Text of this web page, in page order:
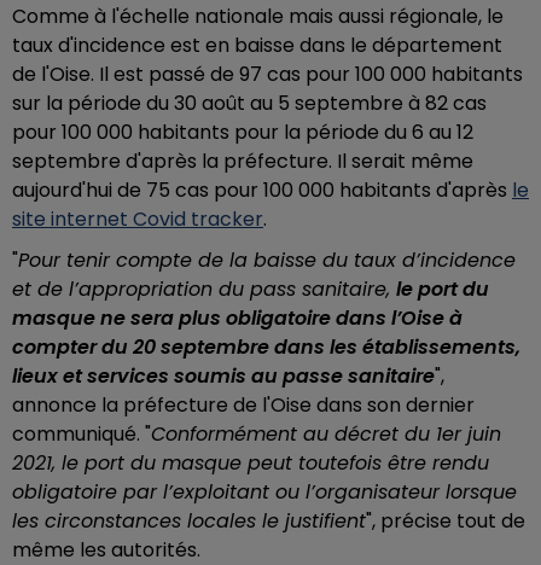
Comme à l'échelle nationale mais aussi régionale, le
taux d'incidence est en baisse dans le département
de l'Oise. Il est passé de 97 cas pour 100 000 habitants
sur la période du 30 août au 5 septembre à 82 cas
pour 100 000 habitants pour la période du 6 au 12
septembre d'après la préfecture. Il serait même
aujourd'hui de 75 cas pour 100 000 habitants d'après le
site internet Covid tracker.
"Pour tenir compte de la baisse du taux d’incidence
et de l’appropriation du pass sanitaire, le port du
masque ne sera plus obligatoire dans l’Oise à
compter du 20 septembre dans les établissements,
lieux et services soumis au passe sanitaire",
annonce la préfecture de l'Oise dans son dernier
communiqué. "Conformément au décret du 1er juin
2021, le port du masque peut toutefois être rendu
obligatoire par l’exploitant ou l’organisateur lorsque
les circonstances locales le justifient", précise tout de
même les autorités.